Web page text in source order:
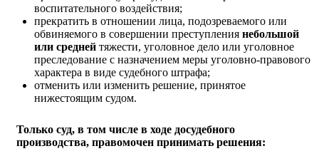
воспитательного воздействия;
прекратить в отношении лица, подозреваемого или
обвиняемого в совершении преступления небольшой
или средней тяжести, уголовное дело или уголовное
преследование с назначением меры уголовно-правового
характера в виде судебного штрафа;
отменить или изменить решение, принятое
нижестоящим судом.
Только суд, в том числе в ходе досудебного
производства, правомочен принимать решения: